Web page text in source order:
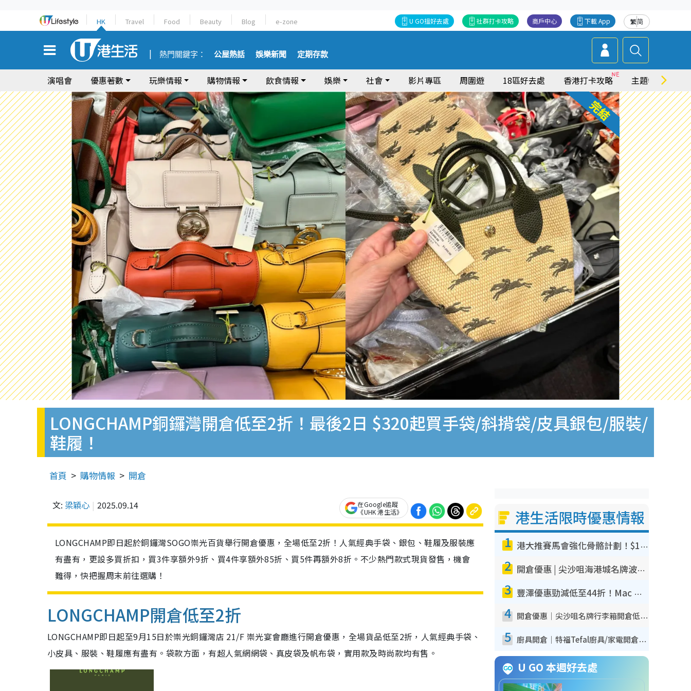
HK Travel Food Beauty Blog e-zone 繁简
下載 App
商戶中心
社群打卡攻略
U GO搵好去處
熱門關鍵字： 公屋熱話 娛樂新聞 定期存款
演唱會 優惠著數 玩樂情報 購物情報 飲食情報 娛樂 社會 影片專區 周圍遊 18區好去處 香港打卡攻略 主題特集
LONGCHAMP銅鑼灣開倉低至2折！最後2日 $320起買手袋/斜揹袋/皮具銀包/服裝/
鞋履！
首頁 購物情報 開倉
文: 梁穎心 2025.09.14
在Google追蹤
《UHK 港生活》
LONGCHAMP即日起於銅鑼灣SOGO崇光百貨舉行開倉優惠，全場低至2折！人氣經典手袋、銀包、鞋履及服裝應
有盡有，更設多買折扣，買3件享額外9折、買4件享額外85折、買5件再額外8折。不少熱門款式現貨發售，機會
難得，快把握周末前往選購！
LONGCHAMP開倉低至2折
LONGCHAMP即日起至9月15日於崇光銅鑼灣店 21/F 崇光宴會廳進行開倉優惠，全場貨品低至2折，人氣經典手袋、
小皮具、服裝、鞋履應有盡有。袋款方面，有超人氣網網袋、真皮袋及帆布袋，實用款及時尚款均有售。
港生活限時優惠情報
1 港大推賽馬會強化骨骼計劃！$100骨質密度X光檢查 完成免費運動訓練送超市禮券！附參加資格
2 開倉優惠 | 尖沙咀海港城名牌波鞋開倉低至1折！On鞋$899起／Joy&Peace鞋履$98起
3 豐澤優惠勁減低至44折！Mac mini/iPhone17Pro大減價！廚房家電$220起
4 開倉優惠｜尖沙咀名牌行李箱開倉低至4折！一連5日 American Tourister/ace./Hallmark $200起！
5 廚具開倉｜特福Tefal廚具/家電開倉低至3折！$220起買平底鍋/炒鑊/湯煲！電飯煲/吸塵機/燙斗$418起
U GO 本週好去處